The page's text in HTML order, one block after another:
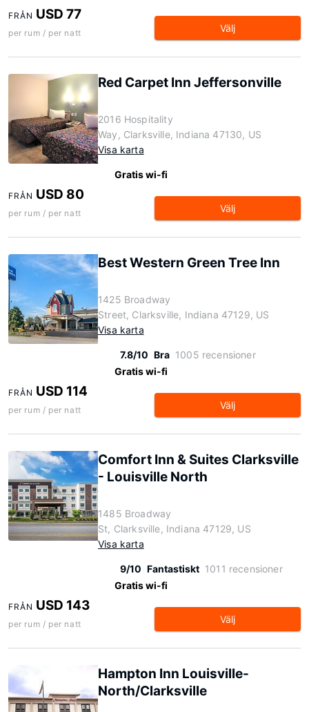
FRÅN USD 77
per rum / per natt Välj
Red Carpet Inn Jeffersonville
2016 Hospitality
Way, Clarksville, Indiana 47130, US
Visa karta
Gratis wi-fi
FRÅN USD 80
per rum / per natt Välj
Best Western Green Tree Inn
1425 Broadway
Street, Clarksville, Indiana 47129, US
Visa karta
7.8/10 Bra 1005 recensioner
Gratis wi-fi
FRÅN USD 114
per rum / per natt Välj
Comfort Inn & Suites Clarksville
- Louisville North
1485 Broadway
St, Clarksville, Indiana 47129, US
Visa karta
9/10 Fantastiskt 1011 recensioner
Gratis wi-fi
FRÅN USD 143
per rum / per natt Välj
Hampton Inn Louisville-
North/Clarksville